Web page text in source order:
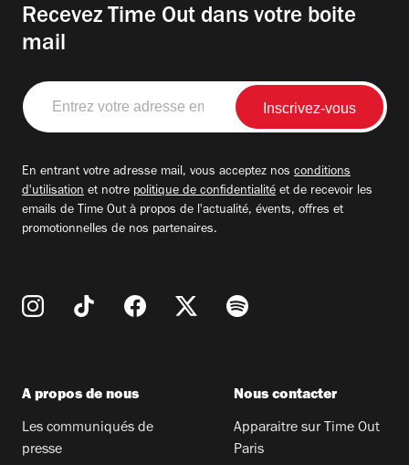
Recevez Time Out dans votre boite
mail
Entrez
votre
adresse
En entrant votre adresse mail, vous acceptez nos conditions
d'utilisation et notre politique de confidentialité et de recevoir les
emails de Time Out à propos de l'actualité, évents, offres et
promotionnelles de nos partenaires.
A propos de nous
Les communiqués de
presse
Nous contacter
Apparaitre sur Time Out
Paris